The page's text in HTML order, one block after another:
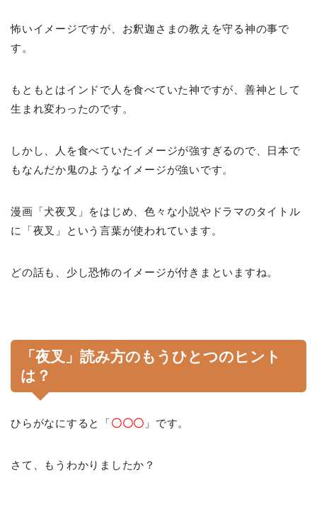
怖いイメージですが、お釈迦さまの教えを守る神の事で
す。
もともとはインドで人を食べていた神ですが、善神として
生まれ変わったのです。
しかし、人を食べていたイメージが強すぎるので、日本で
もなんだか鬼のようなイメージが強いです。
漫画「犬夜叉」をはじめ、色々な小説やドラマのタイトル
に「夜叉」という言葉が使われています。
どの話も、少し恐怖のイメージが付きまといますね。
「夜叉」読み方のもうひとつのヒント
は？
ひらがなにすると「〇〇〇 」です。
さて、もうわかりましたか？